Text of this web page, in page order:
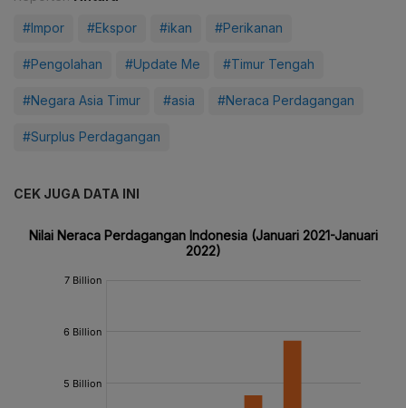
#Impor #Ekspor #ikan #Perikanan
#Pengolahan #Update Me #Timur Tengah
#Negara Asia Timur #asia #Neraca Perdagangan
#Surplus Perdagangan
CEK JUGA DATA INI